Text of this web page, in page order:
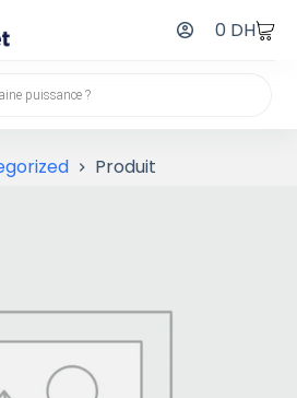
0 DH
Produit